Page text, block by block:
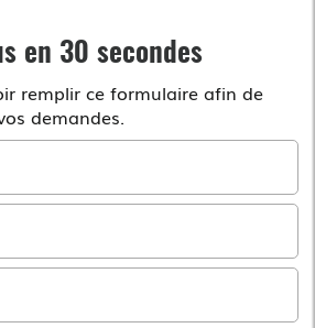
en 30 secondes
remplir ce formulaire afin de
demandes.